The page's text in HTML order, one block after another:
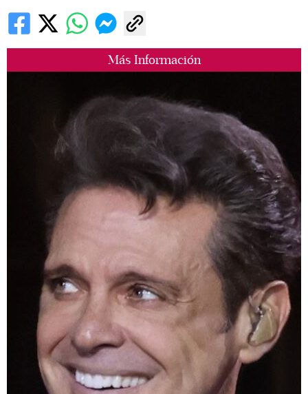
Más Información